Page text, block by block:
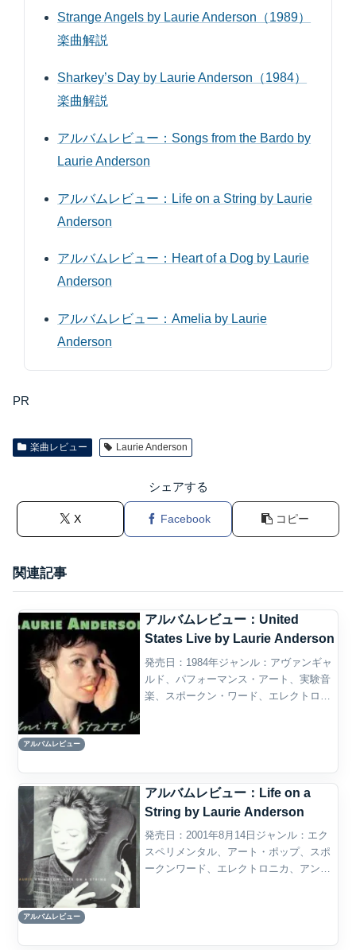
Strange Angels by Laurie Anderson（1989）
楽曲解説
Sharkey’s Day by Laurie Anderson（1984）
楽曲解説
アルバムレビュー：Songs from the Bardo by
Laurie Anderson
アルバムレビュー：Life on a String by Laurie
Anderson
アルバムレビュー：Heart of a Dog by Laurie
Anderson
アルバムレビュー：Amelia by Laurie
Anderson
PR
楽曲レビュー Laurie Anderson
シェアする
X Facebook コピー
関連記事
アルバムレビュー
アルバムレビュー：United
States Live by Laurie Anderson
発売日：1984年ジャンル：アヴァンギャ
ルド、パフォーマンス・アート、実験音
楽、スポークン・ワード、エレクトロニ
アルバムレビュー
アルバムレビュー：Life on a
String by Laurie Anderson
発売日：2001年8月14日ジャンル：エク
スペリメンタル、アート・ポップ、スポ
ークンワード、エレクトロニカ、アンビ